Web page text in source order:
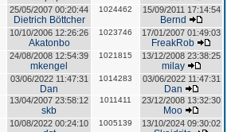
25/05/2007 00:20:44
Dietrich Böttcher
1024462 15/09/2011 17:14:54
Bernd
10/10/2006 12:26:26
Akatonbo
1023746 17/01/2007 01:49:03
FreakRob
24/08/2008 12:54:39
mkengel
1021815 13/12/2008 23:38:25
milay
03/06/2022 11:47:31
Dan
1014283 03/06/2022 11:47:31
Dan
13/04/2007 23:58:12
skb
1011411 23/12/2008 13:32:30
Moo
10/08/2022 00:24:10 1005139 13/10/2024 09:30:02